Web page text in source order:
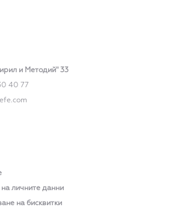
и Методий" 33
40 77
на личните данни
на бисквитки